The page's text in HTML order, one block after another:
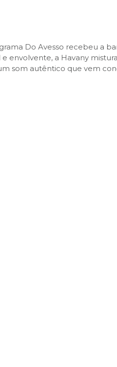
Do Avesso recebeu a
envolvente, a Havany
som autêntico que vem